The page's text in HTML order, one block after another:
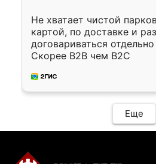
Не хватает чистой
картой, по доставке и
договариваться
Скорее B2B чем B2C
Еще